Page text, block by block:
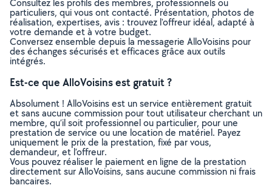
Consultez les profils des membres, professionnels ou
particuliers, qui vous ont contacté. Présentation, photos de
réalisation, expertises, avis : trouvez l'offreur idéal, adapté à
votre demande et à votre budget.
Conversez ensemble depuis la messagerie AlloVoisins pour
des échanges sécurisés et efficaces grâce aux outils
intégrés.
Est-ce que AlloVoisins est gratuit ?
Absolument ! AlloVoisins est un service entièrement gratuit
et sans aucune commission pour tout utilisateur cherchant un
membre, qu’il soit professionnel ou particulier, pour une
prestation de service ou une location de matériel. Payez
uniquement le prix de la prestation, fixé par vous,
demandeur, et l’offreur.
Vous pouvez réaliser le paiement en ligne de la prestation
directement sur AlloVoisins, sans aucune commission ni frais
bancaires.